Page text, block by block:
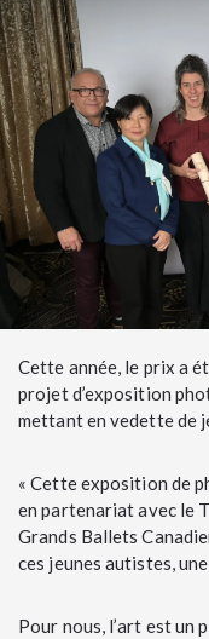
Cette année, le prix a
projet d’exposition
mettant en vedette de
« Cette exposition de
en partenariat avec le
Grands Ballets
ces jeunes autistes,
Pour nous, l’art est un